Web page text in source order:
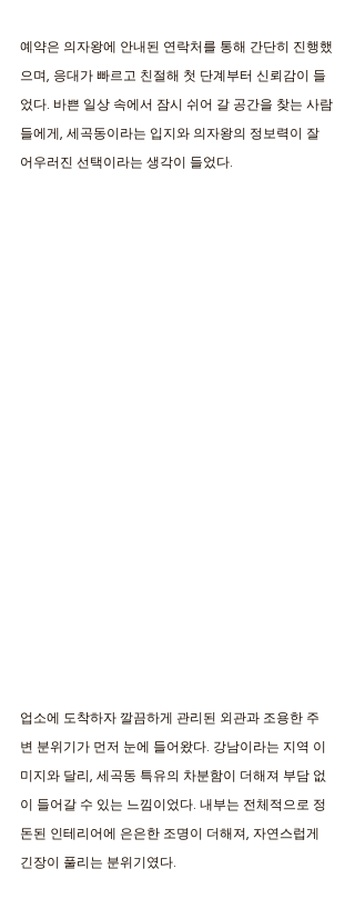
예약은 의자왕에 안내된 연락처를 통해 간단히 진행했
으며, 응대가 빠르고 친절해 첫 단계부터 신뢰감이 들
었다. 바쁜 일상 속에서 잠시 쉬어 갈 공간을 찾는 사람
들에게, 세곡동이라는 입지와 의자왕의 정보력이 잘
어우러진 선택이라는 생각이 들었다.
업소에 도착하자 깔끔하게 관리된 외관과 조용한 주
변 분위기가 먼저 눈에 들어왔다. 강남이라는 지역 이
미지와 달리, 세곡동 특유의 차분함이 더해져 부담 없
이 들어갈 수 있는 느낌이었다. 내부는 전체적으로 정
돈된 인테리어에 은은한 조명이 더해져, 자연스럽게
긴장이 풀리는 분위기였다.